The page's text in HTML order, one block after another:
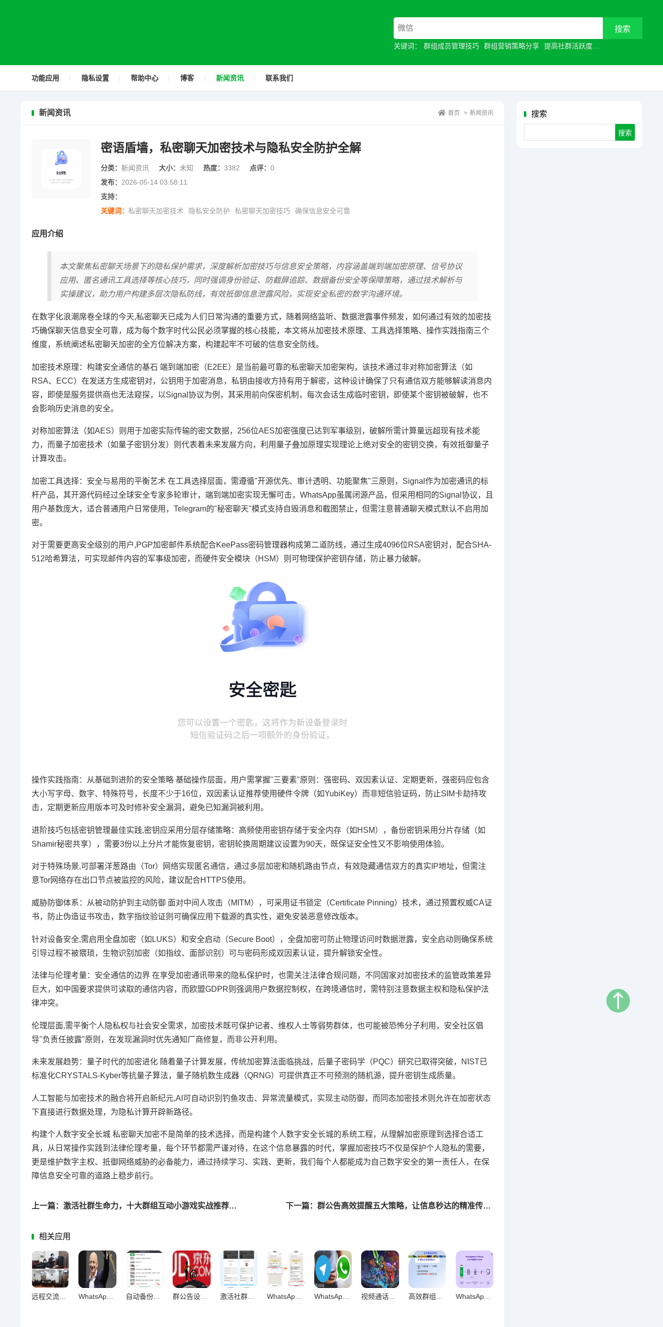
关键词： 群组成员管理技巧 群组营销策略分享 提高社群活跃度
功能应用 隐私设置 帮助中心 博客 新闻资讯 联系我们
搜索
新闻资讯 首页 > 新闻资讯
密语盾墙，私密聊天加密技术与隐私安全防护全解
分类： 新闻资讯 大小： 未知 热度： 3382 点评： 0
发布： 2026-05-14 03:58:11
支持：
关键词： 私密聊天加密技术 隐私安全防护 私密聊天加密技巧 确保信息安全可靠
应用介绍
本文聚焦私密聊天场景下的隐私保护需求，深度解析加密技巧与信息安全策略，内容涵盖端到端加密原理、信号协议
应用、匿名通讯工具选择等核心技巧，同时强调身份验证、防截屏追踪、数据备份安全等保障策略，通过技术解析与
实操建议，助力用户构建多层次隐私防线，有效抵御信息泄露风险，实现安全私密的数字沟通环境。
在数字化浪潮席卷全球的今天,私密聊天已成为人们日常沟通的重要方式，随着网络监听、数据泄露事件频发，如何通过有效的加密技
巧确保聊天信息安全可靠，成为每个数字时代公民必须掌握的核心技能，本文将从加密技术原理、工具选择策略、操作实践指南三个
维度，系统阐述私密聊天加密的全方位解决方案，构建起牢不可破的信息安全防线。
加密技术原理：构建安全通信的基石 端到端加密（E2EE）是当前最可靠的私密聊天加密架构，该技术通过非对称加密算法（如
RSA、ECC）在发送方生成密钥对，公钥用于加密消息，私钥由接收方持有用于解密，这种设计确保了只有通信双方能够解读消息内
容，即使是服务提供商也无法窥探，以Signal协议为例，其采用前向保密机制，每次会话生成临时密钥，即使某个密钥被破解，也不
会影响历史消息的安全。
对称加密算法（如AES）则用于加密实际传输的密文数据，256位AES加密强度已达到军事级别，破解所需计算量远超现有技术能
力，而量子加密技术（如量子密钥分发）则代表着未来发展方向，利用量子叠加原理实现理论上绝对安全的密钥交换，有效抵御量子
计算攻击。
加密工具选择：安全与易用的平衡艺术 在工具选择层面，需遵循"开源优先、审计透明、功能聚焦"三原则，Signal作为加密通讯的标
杆产品，其开源代码经过全球安全专家多轮审计，端到端加密实现无懈可击，WhatsApp虽属闭源产品，但采用相同的Signal协议，且
用户基数庞大，适合普通用户日常使用，Telegram的"秘密聊天"模式支持自毁消息和截图禁止，但需注意普通聊天模式默认不启用加
密。
对于需要更高安全级别的用户,PGP加密邮件系统配合KeePass密码管理器构成第二道防线，通过生成4096位RSA密钥对，配合SHA-
512哈希算法，可实现邮件内容的军事级加密，而硬件安全模块（HSM）则可物理保护密钥存储，防止暴力破解。
操作实践指南：从基础到进阶的安全策略 基础操作层面，用户需掌握"三要素"原则：强密码、双因素认证、定期更新，强密码应包含
大小写字母、数字、特殊符号，长度不少于16位，双因素认证推荐使用硬件令牌（如YubiKey）而非短信验证码，防止SIM卡劫持攻
击，定期更新应用版本可及时修补安全漏洞，避免已知漏洞被利用。
进阶技巧包括密钥管理最佳实践,密钥应采用分层存储策略：高频使用密钥存储于安全内存（如HSM），备份密钥采用分片存储（如
Shamir秘密共享），需要3份以上分片才能恢复密钥，密钥轮换周期建议设置为90天，既保证安全性又不影响使用体验。
对于特殊场景,可部署洋葱路由（Tor）网络实现匿名通信，通过多层加密和随机路由节点，有效隐藏通信双方的真实IP地址，但需注
意Tor网络存在出口节点被监控的风险，建议配合HTTPS使用。
威胁防御体系：从被动防护到主动防御 面对中间人攻击（MITM），可采用证书锁定（Certificate Pinning）技术，通过预置权威CA证
书，防止伪造证书攻击，数字指纹验证则可确保应用下载源的真实性，避免安装恶意修改版本。
针对设备安全,需启用全盘加密（如LUKS）和安全启动（Secure Boot），全盘加密可防止物理访问时数据泄露，安全启动则确保系统
引导过程不被猥琐，生物识别加密（如指纹、面部识别）可与密码形成双因素认证，提升解锁安全性。
法律与伦理考量：安全通信的边界 在享受加密通讯带来的隐私保护时，也需关注法律合规问题，不同国家对加密技术的监管政策差异
巨大，如中国要求提供可读取的通信内容，而欧盟GDPR则强调用户数据控制权，在跨境通信时，需特别注意数据主权和隐私保护法
律冲突。
伦理层面,需平衡个人隐私权与社会安全需求，加密技术既可保护记者、维权人士等弱势群体，也可能被恐怖分子利用，安全社区倡
导"负责任披露"原则，在发现漏洞时优先通知厂商修复，而非公开利用。
未来发展趋势：量子时代的加密进化 随着量子计算发展，传统加密算法面临挑战，后量子密码学（PQC）研究已取得突破，NIST已
标准化CRYSTALS-Kyber等抗量子算法，量子随机数生成器（QRNG）可提供真正不可预测的随机源，提升密钥生成质量。
人工智能与加密技术的融合将开启新纪元,AI可自动识别钓鱼攻击、异常流量模式，实现主动防御，而同态加密技术则允许在加密状态
下直接进行数据处理，为隐私计算开辟新路径。
构建个人数字安全长城 私密聊天加密不是简单的技术选择，而是构建个人数字安全长城的系统工程，从理解加密原理到选择合适工
具，从日常操作实践到法律伦理考量，每个环节都需严谨对待，在这个信息暴露的时代，掌握加密技巧不仅是保护个人隐私的需要，
更是维护数字主权、抵御网络威胁的必备能力，通过持续学习、实践、更新，我们每个人都能成为自己数字安全的第一责任人，在保
障信息安全可靠的道路上稳步前行。
上一篇：激活社群生命力，十大群组互动小游戏实战推荐指南 下一篇：群公告高效提醒五大策略，让信息秒达的精准传达技巧
相关应用
远程交流无障碍，视频通话与语音消息优化技巧全解析 WhatsApp消息加密深度解析，构建安全聊天防护体系 自动备份聊天记录终极指南，防丢防乱全攻略 群公告设置与提醒实战指南，让重要消息准时触达 激活社群生命力，十大群组互动小游戏实战指南 WhatsApp群发激活社群，12招实战技巧让活跃度飙升 WhatsApp消息加密方法深度解析，构建安全可靠的聊天信息防护体系 视频通话与语音消息优化实战，让沟通顺畅无阻的技巧全解析 高效群组管理，构建顺畅协作的团队体系 WhatsApp多设备同步终极指南，无缝衔接聊天全攻略